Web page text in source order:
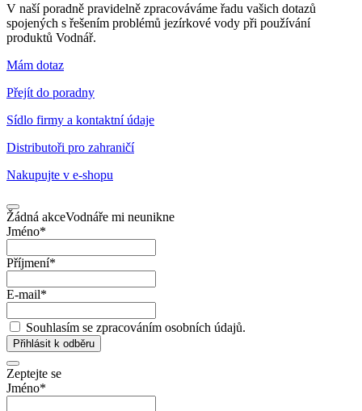
V naší poradně pravidelně zpracováváme řadu vašich dotazů
spojených s řešením problémů jezírkové vody při používání
produktů Vodnář.
Mám dotaz
Přejít do poradny
Sídlo firmy a kontaktní údaje
Distributoři pro zahraničí
Nakupujte v e-shopu
Žádná akceVodnáře mi neunikne
Jméno*
Příjmení*
E-mail*
Souhlasím se zpracováním osobních údajů.
Přihlásit k odběru
Zeptejte se
Jméno*